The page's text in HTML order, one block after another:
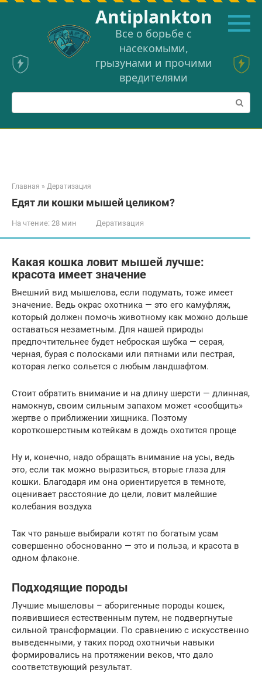
Перейти
Аntiplankton
Все о борьбе с
насекомыми,
грызунами и прочими
вредителями
Поиск:
Главная » Дератизация
Едят ли кошки мышей целиком?
На чтение: 28 мин Дератизация
Какая кошка ловит мышей лучше:
красота имеет значение
Внешний вид мышелова, если подумать, тоже имеет
значение. Ведь окрас охотника — это его камуфляж,
который должен помочь животному как можно дольше
оставаться незаметным. Для нашей природы
предпочтительнее будет неброская шубка — серая,
черная, бурая с полосками или пятнами или пестрая,
которая легко сольется с любым ландшафтом.
Стоит обратить внимание и на длину шерсти — длинная,
намокнув, своим сильным запахом может «сообщить»
жертве о приближении хищника. Поэтому
короткошерстным котейкам в дождь охотится проще
Ну и, конечно, надо обращать внимание на усы, ведь
это, если так можно выразиться, вторые глаза для
кошки. Благодаря им она ориентируется в темноте,
оценивает расстояние до цели, ловит малейшие
колебания воздуха
Так что раньше выбирали котят по богатым усам
совершенно обоснованно — это и польза, и красота в
одном флаконе.
Подходящие породы
Лучшие мышеловы – аборигенные породы кошек,
появившиеся естественным путем, не подвергнутые
сильной трансформации. По сравнению с искусственно
выведенными, у таких пород охотничьи навыки
формировались на протяжении веков, что дало
соответствующий результат.